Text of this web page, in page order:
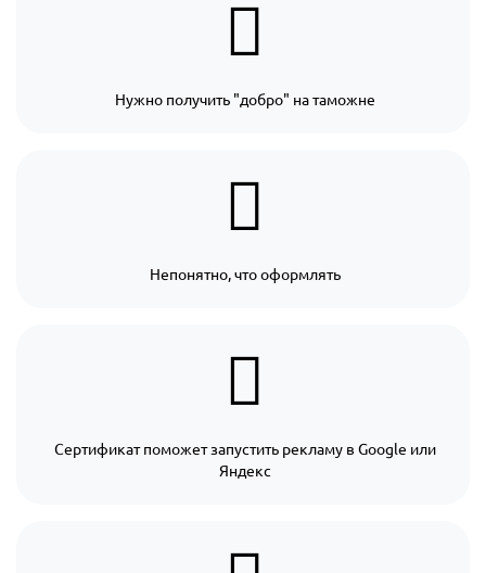
Нужно получить "добро" на таможне
Непонятно, что оформлять
Сертификат поможет запустить рекламу в Google или
Яндекс